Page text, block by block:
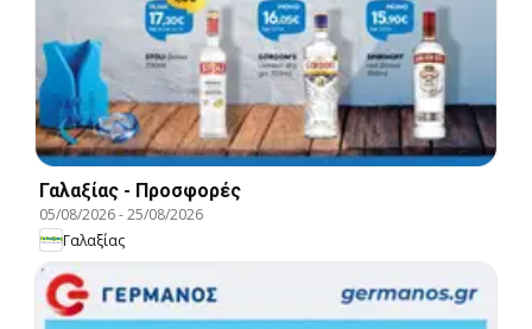
Γαλαξίας - Προσφορές
05/08/2026-25/08/2026
Γαλαξίας